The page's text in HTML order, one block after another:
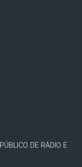
DE RÁDIO E